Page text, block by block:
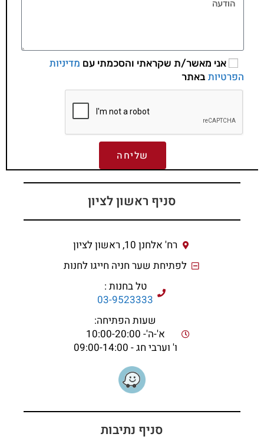
אני מאשר/ת שקראתי והסכמתי עם מדיניות
הפרטיות באתר
שליחה
סניף ראשון לציון
רח' אלחנן 10, ראשון לציון
לפתיחת שער חניה חייגו לחנות
טל בחנות :
03-9523333
שעות הפתיחה:
א'-ה'- 10:00-20:00
ו' וערבי חג - 09:00-14:00
סניף נתיבות